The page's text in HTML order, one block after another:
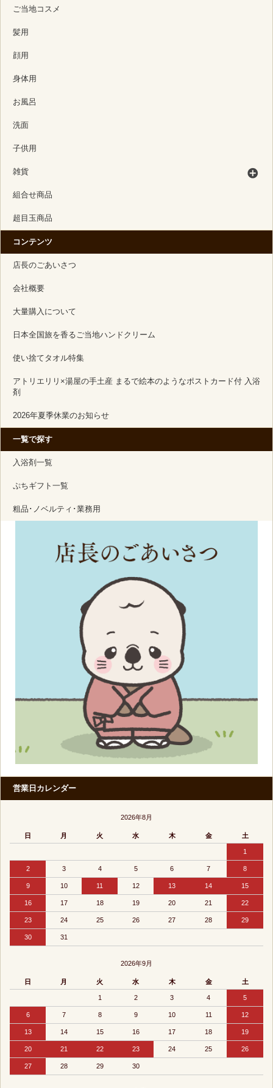
ご当地コスメ
髪用
顔用
身体用
お風呂
洗面
子供用
雑貨
組合せ商品
超目玉商品
コンテンツ
店長のごあいさつ
会社概要
大量購入について
日本全国旅を香るご当地ハンドクリーム
使い捨てタオル特集
アトリエリリ×湯屋の手土産 まるで絵本のようなポストカード付 入浴
剤
2026年夏季休業のお知らせ
一覧で探す
入浴剤一覧
ぷちギフト一覧
粗品･ノベルティ･業務用
営業日カレンダー
2026年8月
日 月 火 水 木 金 土
1
2 3 4 5 6 7 8
9 10 11 12 13 14 15
16 17 18 19 20 21 22
23 24 25 26 27 28 29
30 31
2026年9月
日 月 火 水 木 金 土
1 2 3 4 5
6 7 8 9 10 11 12
13 14 15 16 17 18 19
20 21 22 23 24 25 26
27 28 29 30